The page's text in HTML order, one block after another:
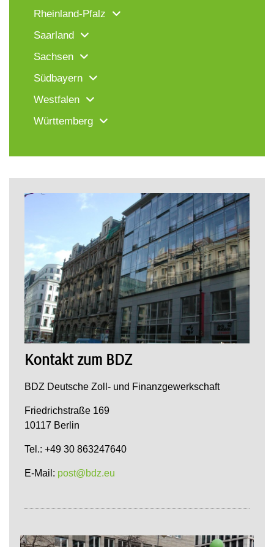
Rheinland-Pfalz
Saarland
Sachsen
Südbayern
Westfalen
Württemberg
Kontakt zum BDZ
BDZ Deutsche Zoll- und Finanzgewerkschaft
Friedrichstraße 169
10117 Berlin
Tel.: +49 30 863247640
E-Mail: post@bdz.eu